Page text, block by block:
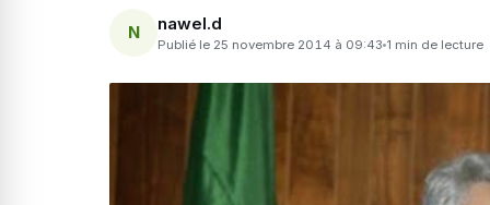
N nawel.d
Publié le 25 novembre 2014 à 09:43 1 min de lecture